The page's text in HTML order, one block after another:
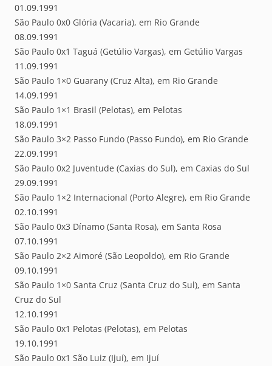
01.09.1991
São Paulo 0x0 Glória (Vacaria), em Rio Grande
08.09.1991
São Paulo 0x1 Taguá (Getúlio Vargas), em Getúlio Vargas
11.09.1991
São Paulo 1×0 Guarany (Cruz Alta), em Rio Grande
14.09.1991
São Paulo 1×1 Brasil (Pelotas), em Pelotas
18.09.1991
São Paulo 3×2 Passo Fundo (Passo Fundo), em Rio Grande
22.09.1991
São Paulo 0x2 Juventude (Caxias do Sul), em Caxias do Sul
29.09.1991
São Paulo 1×2 Internacional (Porto Alegre), em Rio Grande
02.10.1991
São Paulo 0x3 Dínamo (Santa Rosa), em Santa Rosa
07.10.1991
São Paulo 2×2 Aimoré (São Leopoldo), em Rio Grande
09.10.1991
São Paulo 1×0 Santa Cruz (Santa Cruz do Sul), em Santa
Cruz do Sul
12.10.1991
São Paulo 0x1 Pelotas (Pelotas), em Pelotas
19.10.1991
São Paulo 0x1 São Luiz (Ijuí), em Ijuí